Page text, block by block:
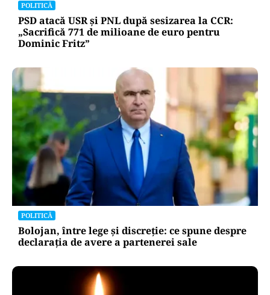
POLITICĂ
PSD atacă USR și PNL după sesizarea la CCR:
„Sacrifică 771 de milioane de euro pentru
Dominic Fritz”
POLITICĂ
Bolojan, între lege și discreție: ce spune despre
declarația de avere a partenerei sale